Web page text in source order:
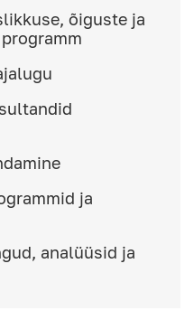
õiguste ja
ja
analüüsid ja